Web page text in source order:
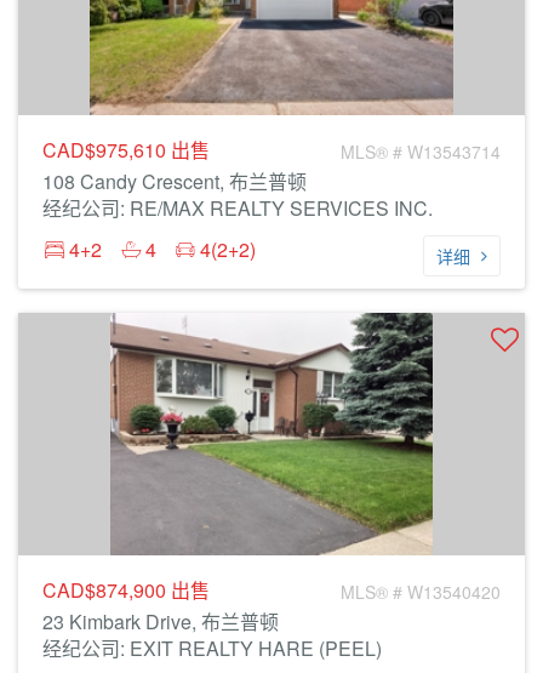
CAD$975,610 出售 MLS® # W13543714
108 Candy Crescent, 布兰普顿
经纪公司: RE/MAX REALTY SERVICES INC.
4+2
4 4(2+2) 详细
CAD$874,900 出售 MLS® # W13540420
23 Kimbark Drive, 布兰普顿
经纪公司: EXIT REALTY HARE (PEEL)